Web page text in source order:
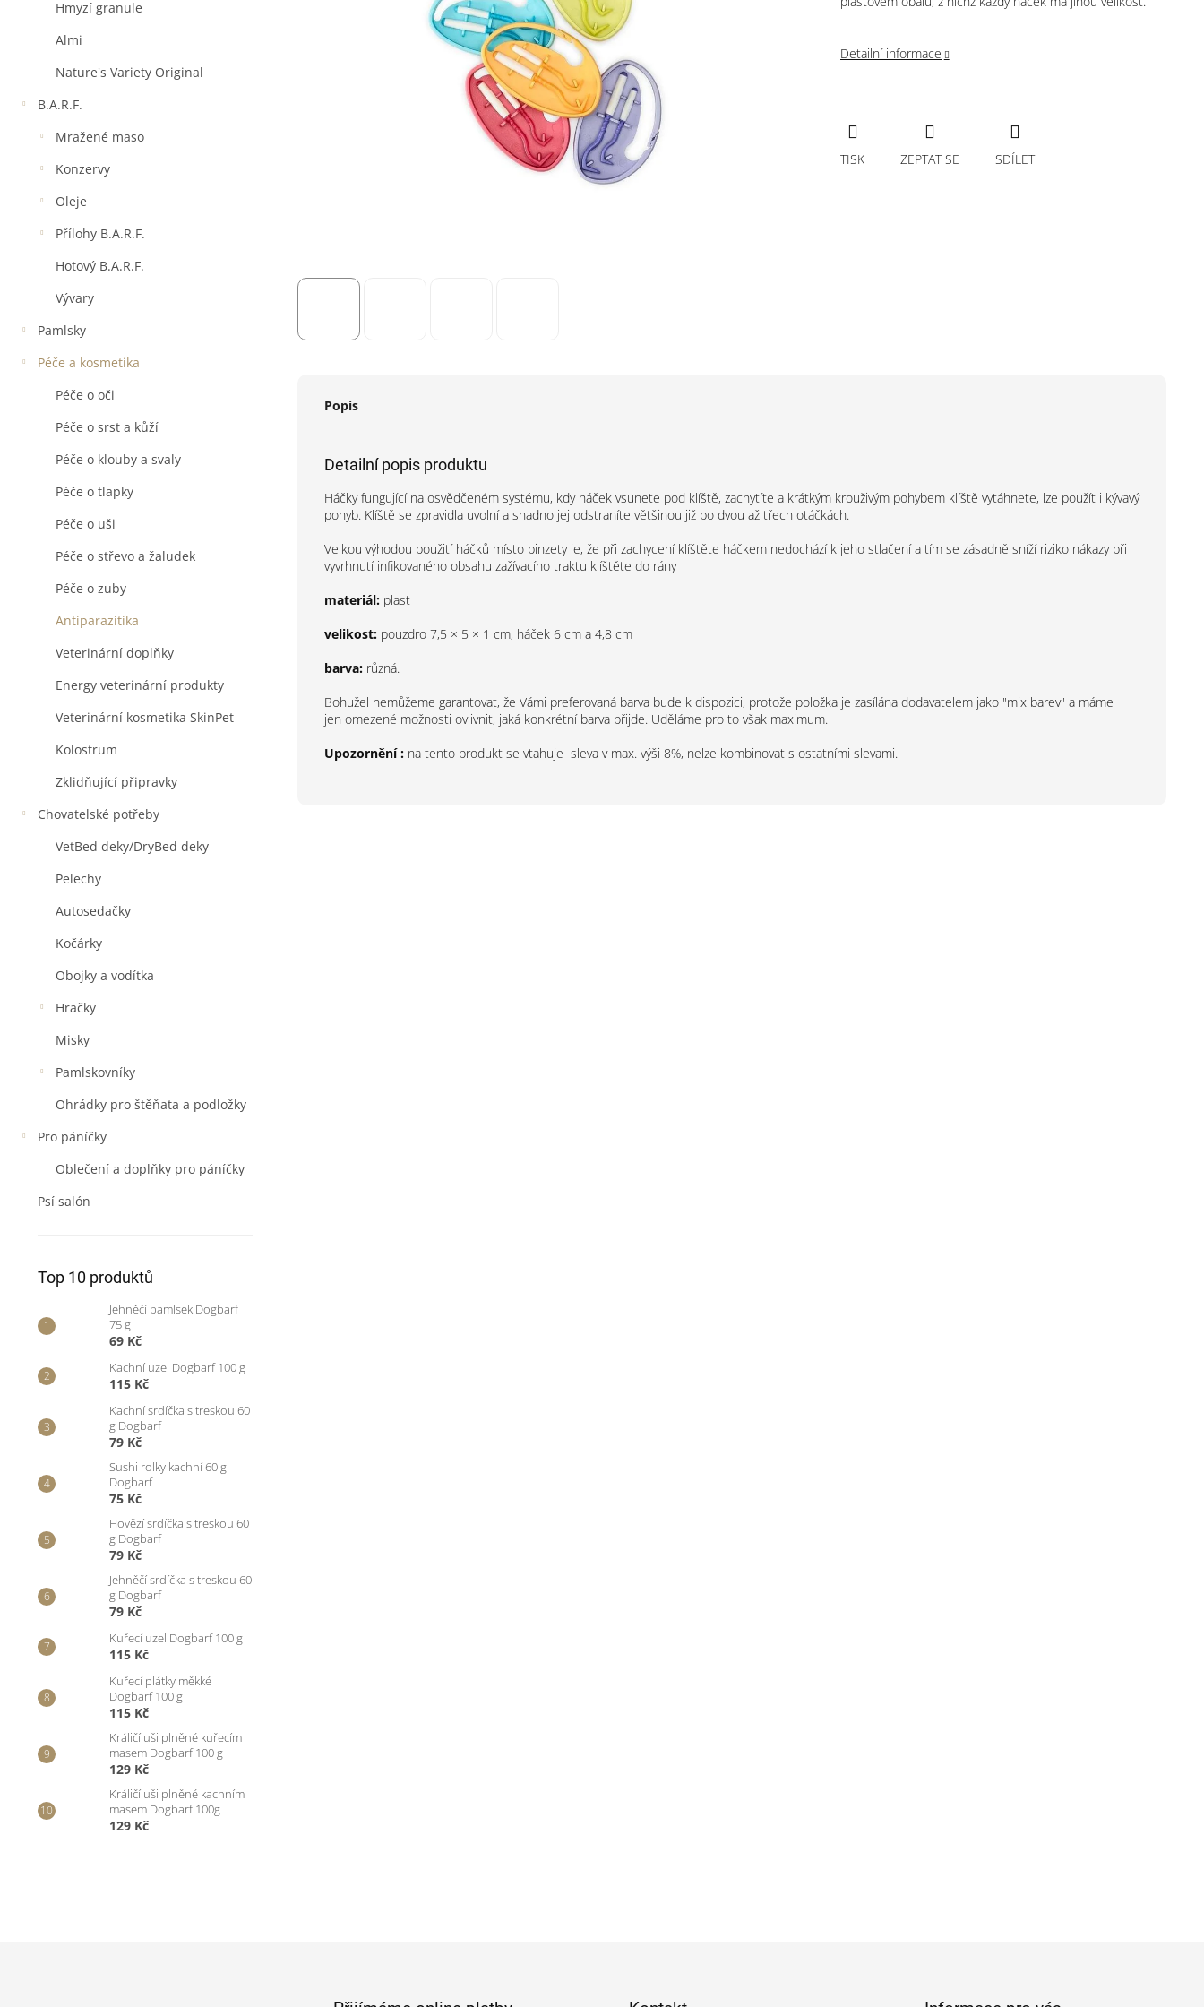
Hmyzí granule
Almi
Nature's Variety Original
B.A.R.F.
Mražené maso
Konzervy
Oleje
Přílohy B.A.R.F.
Hotový B.A.R.F.
Vývary
Pamlsky
Péče a kosmetika
Péče o oči
Péče o srst a kůží
Péče o klouby a svaly
Péče o tlapky
Péče o uši
Péče o střevo a žaludek
Péče o zuby
Antiparazitika
Veterinární doplňky
Energy veterinární produkty
Veterinární kosmetika SkinPet
Kolostrum
Zklidňující připravky
Chovatelské potřeby
VetBed deky/DryBed deky
Pelechy
Autosedačky
Kočárky
Obojky a vodítka
Hračky
Misky
Pamlskovníky
Ohrádky pro štěňata a podložky
Pro páníčky
Oblečení a doplňky pro páníčky
Psí salón
Top 10 produktů
Jehněčí pamlsek Dogbarf
75 g
69 Kč
Kachní uzel Dogbarf 100 g
115 Kč
Kachní srdíčka s treskou 60
g Dogbarf
79 Kč
Sushi rolky kachní 60 g
Dogbarf
75 Kč
Hovězí srdíčka s treskou 60
g Dogbarf
79 Kč
Jehněčí srdíčka s treskou 60
g Dogbarf
79 Kč
Kuřecí uzel Dogbarf 100 g
115 Kč
Kuřecí plátky měkké
Dogbarf 100 g
115 Kč
Králičí uši plněné kuřecím
masem Dogbarf 100 g
129 Kč
Králičí uši plněné kachním
masem Dogbarf 100g
129 Kč
Detailní informace
TISK ZEPTAT SE SDÍLET
Popis
Detailní popis produktu
Háčky fungující na osvědčeném systému, kdy háček vsunete pod klíště, zachytíte a krátkým krouživým pohybem klíště vytáhnete, lze použít i kývavý
pohyb. Klíště se zpravidla uvolní a snadno jej odstraníte většinou již po dvou až třech otáčkách.
Velkou výhodou použití háčků místo pinzety je, že při zachycení klíštěte háčkem nedochází k jeho stlačení a tím se zásadně sníží riziko nákazy při
vyvrhnutí infikovaného obsahu zažívacího traktu klíštěte do rány
materiál: plast
velikost: pouzdro 7,5 × 5 × 1 cm, háček 6 cm a 4,8 cm
barva: různá.
Bohužel nemůžeme garantovat, že Vámi preferovaná barva bude k dispozici, protože položka je zasílána dodavatelem jako "mix barev" a máme
jen omezené možnosti ovlivnit, jaká konkrétní barva přijde. Uděláme pro to však maximum.
Upozornění : na tento produkt se vtahuje sleva v max. výši 8%, nelze kombinovat s ostatními slevami.